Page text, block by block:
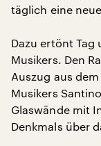
täglich eine
Dazu ertönt Tag
Musikers. Den
Auszug aus
Musikers
Glaswände mit
Denkmals über